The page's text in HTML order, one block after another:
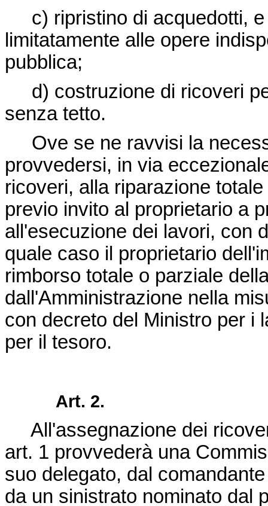
c) ripristino di acquedotti, e
limitatamente alle opere
pubblica;
d) costruzione di ricoveri
senza tetto.
Ove se ne ravvisi la
provvedersi, in via
ricoveri, alla riparazione
previo invito al proprietario a
all'esecuzione dei lavori, con
quale caso il proprietario
rimborso totale o parziale
dall'Amministrazione nella
con decreto del Ministro per i
per il tesoro.
Art. 2.
All'assegnazione dei
art. 1 provvederà una
suo delegato, dal
da un sinistrato nominato dal